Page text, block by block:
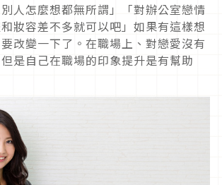
別人怎麼想都無所謂」「對辦公室戀情
妝容差不多就可以吧」如果有這樣想
改變一下了。在職場上、對戀愛沒有
是自己在職場的印象提升是有幫助